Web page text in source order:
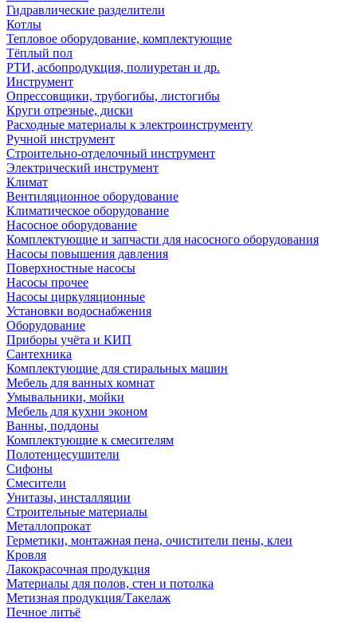
Гидравлические разделители
Котлы
Тепловое оборудование, комплектующие
Тёплый пол
РТИ, асбопродукция, полиуретан и др.
Инструмент
Опрессовщики, трубогибы, листогибы
Круги отрезные, диски
Расходные материалы к электроинструменту
Ручной инструмент
Строительно-отделочный инструмент
Электрический инструмент
Климат
Вентиляционное оборудование
Климатическое оборудование
Насосное оборудование
Комплектующие и запчасти для насосного оборудования
Насосы повышения давления
Поверхностные насосы
Насосы прочее
Насосы циркуляционные
Установки водоснабжения
Оборудование
Приборы учёта и КИП
Сантехника
Комплектующие для стиральных машин
Мебель для ванных комнат
Умывальники, мойки
Мебель для кухни эконом
Ванны, поддоны
Комплектующие к смесителям
Полотенцесушители
Сифоны
Смесители
Унитазы, инсталляции
Строительные материалы
Металлопрокат
Герметики, монтажная пена, очистители пены, клеи
Кровля
Лакокрасочная продукция
Материалы для полов, стен и потолка
Метизная продукция/Такелаж
Печное литьё